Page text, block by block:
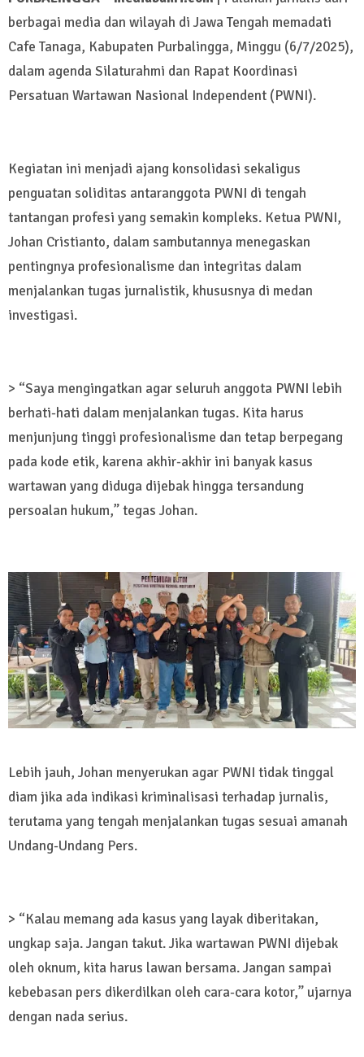
berbagai media dan wilayah di Jawa Tengah memadati
Cafe Tanaga, Kabupaten Purbalingga, Minggu (6/7/2025),
dalam agenda Silaturahmi dan Rapat Koordinasi
Persatuan Wartawan Nasional Independent (PWNI).
Kegiatan ini menjadi ajang konsolidasi sekaligus
penguatan soliditas antaranggota PWNI di tengah
tantangan profesi yang semakin kompleks. Ketua PWNI,
Johan Cristianto, dalam sambutannya menegaskan
pentingnya profesionalisme dan integritas dalam
menjalankan tugas jurnalistik, khususnya di medan
investigasi.
> “Saya mengingatkan agar seluruh anggota PWNI lebih
berhati-hati dalam menjalankan tugas. Kita harus
menjunjung tinggi profesionalisme dan tetap berpegang
pada kode etik, karena akhir-akhir ini banyak kasus
wartawan yang diduga dijebak hingga tersandung
persoalan hukum,” tegas Johan.
Lebih jauh, Johan menyerukan agar PWNI tidak tinggal
diam jika ada indikasi kriminalisasi terhadap jurnalis,
terutama yang tengah menjalankan tugas sesuai amanah
Undang-Undang Pers.
> “Kalau memang ada kasus yang layak diberitakan,
ungkap saja. Jangan takut. Jika wartawan PWNI dijebak
oleh oknum, kita harus lawan bersama. Jangan sampai
kebebasan pers dikerdilkan oleh cara-cara kotor,” ujarnya
dengan nada serius.